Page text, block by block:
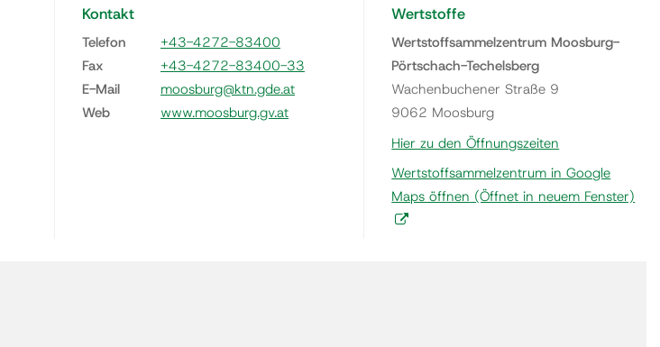
Kontakt
Telefon
+43-4272-83400
Fax
+43-4272-83400-33
E-Mail
moosburg@ktn.gde.at
Web
www.moosburg.gv.at
Wertstoffe
Wertstoffsammelzentrum Moosburg-
Pörtschach-Techelsberg
Wachenbuchener Straße 9
9062 Moosburg
Hier zu den Öffnungszeiten
Wertstoffsammelzentrum in Google
Maps öffnen (Öffnet in neuem Fenster)